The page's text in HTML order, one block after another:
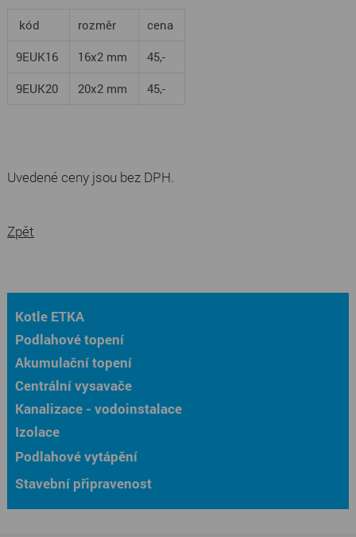
kód rozměr
cena
9EUK16
16x2 mm
45,-
9EUK20
20x2 mm 45,-
Uvedené ceny jsou bez DPH.
Zpět
Kotle ETKA
Podlahové topení
Akumulační topení
Centrální vysavače
Kanalizace - vodoinstalace
Izolace
Podlahové vytápění
Stavební připravenost